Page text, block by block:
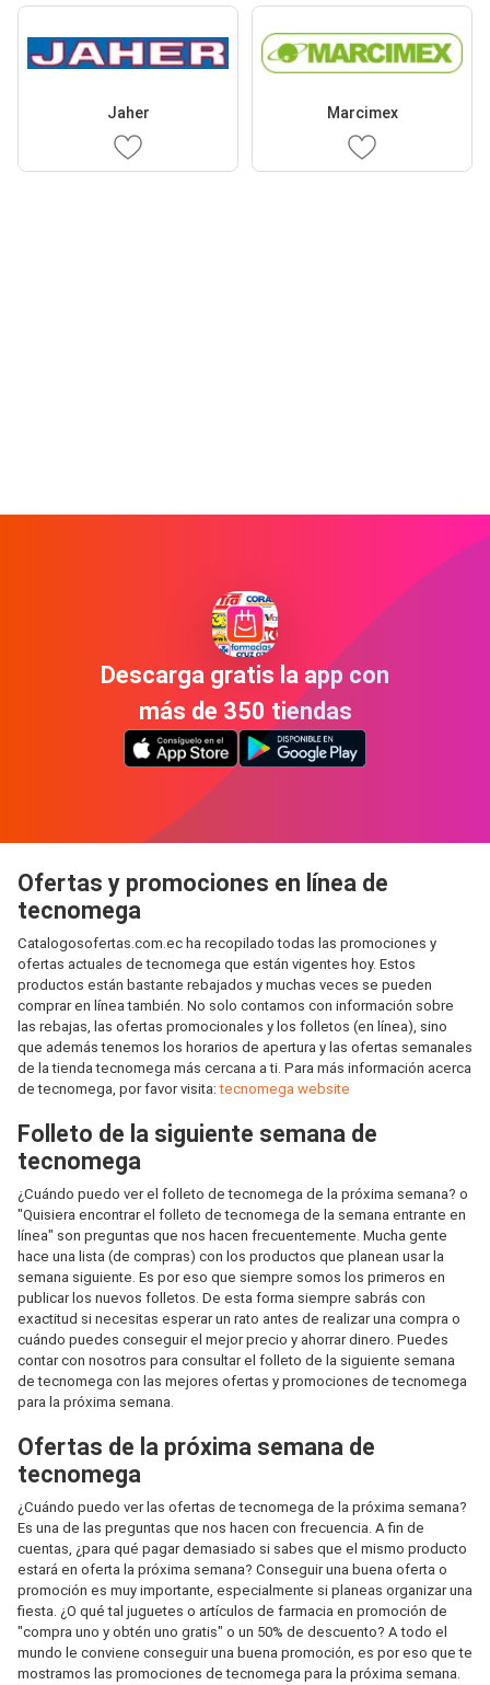
Jaher Marcimex
Descarga gratis la app con
más de 350 tiendas
Ofertas y promociones en línea de
tecnomega
Catalogosofertas.com.ec ha recopilado todas las promociones y
ofertas actuales de tecnomega que están vigentes hoy. Estos
productos están bastante rebajados y muchas veces se pueden
comprar en línea también. No solo contamos con información sobre
las rebajas, las ofertas promocionales y los folletos (en línea), sino
que además tenemos los horarios de apertura y las ofertas semanales
de la tienda tecnomega más cercana a ti. Para más información acerca
de tecnomega, por favor visita:tecnomega website
Folleto de la siguiente semana de
tecnomega
¿Cuándo puedo ver el folleto de tecnomega de la próxima semana? o
"Quisiera encontrar el folleto de tecnomega de la semana entrante en
línea" son preguntas que nos hacen frecuentemente. Mucha gente
hace una lista (de compras) con los productos que planean usar la
semana siguiente. Es por eso que siempre somos los primeros en
publicar los nuevos folletos. De esta forma siempre sabrás con
exactitud si necesitas esperar un rato antes de realizar una compra o
cuándo puedes conseguir el mejor precio y ahorrar dinero. Puedes
contar con nosotros para consultar el folleto de la siguiente semana
de tecnomega con las mejores ofertas y promociones de tecnomega
para la próxima semana.
Ofertas de la próxima semana de
tecnomega
¿Cuándo puedo ver las ofertas de tecnomega de la próxima semana?
Es una de las preguntas que nos hacen con frecuencia. A fin de
cuentas, ¿para qué pagar demasiado si sabes que el mismo producto
estará en oferta la próxima semana? Conseguir una buena oferta o
promoción es muy importante, especialmente si planeas organizar una
fiesta. ¿O qué tal juguetes o artículos de farmacia en promoción de
"compra uno y obtén uno gratis" o un 50% de descuento? A todo el
mundo le conviene conseguir una buena promoción, es por eso que te
mostramos las promociones de tecnomega para la próxima semana.